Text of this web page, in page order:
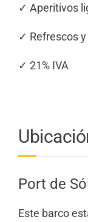
✓ Aperitivos
✓ Refrescos y
✓ 21% IVA
Port de
Este barco